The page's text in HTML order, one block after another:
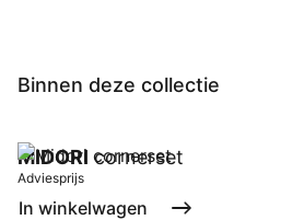
Binnen deze collectie
MIDORI cornerset
Adviesprijs
In winkelwagen